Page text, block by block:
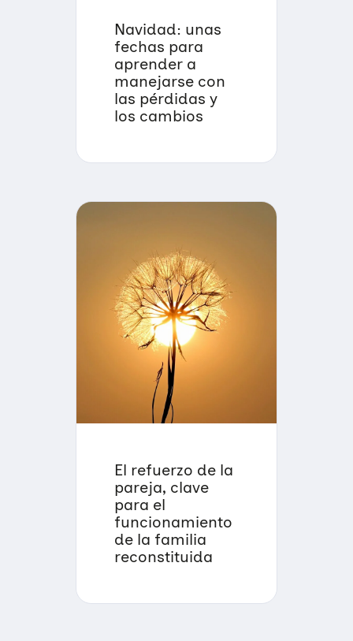
Navidad: unas
fechas para
aprender a
manejarse con
las pérdidas y
los cambios
El refuerzo de la
pareja, clave
para el
funcionamiento
de la familia
reconstituida